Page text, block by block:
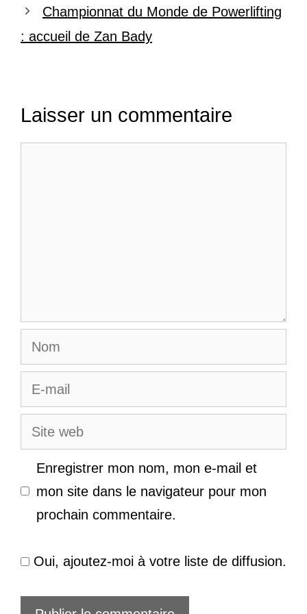
Championnat du Monde de Powerlifting
: accueil de Zan Bady
Laisser un commentaire
Nom
E-
mail
Site
web
Enregistrer mon nom, mon e-mail et
mon site dans le navigateur pour mon
prochain commentaire.
Oui, ajoutez-moi à votre liste de diffusion.